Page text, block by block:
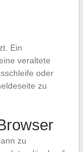
Ein
veraltete
oder
zu
zu